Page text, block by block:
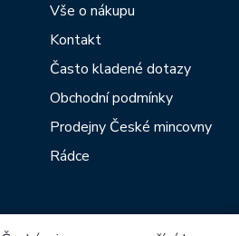
Vše o nákupu
Kontakt
Často kladené dotazy
Obchodní podmínky
Prodejny České mincovny
Rádce